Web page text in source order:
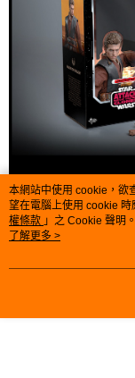
購買注意事項：
本網站中使用 cookie，欲
望在電腦上使用 cookie
權條款 」之 Cookie 聲明
用條款之 Cookie 聲明使用
了解更多 >